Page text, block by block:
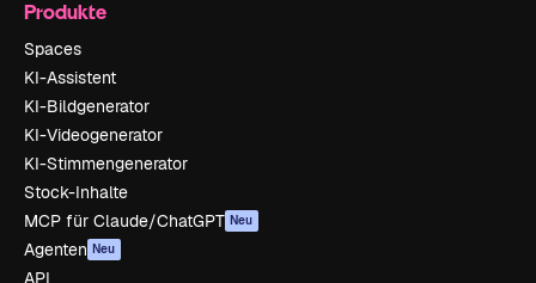
Produkte
Spaces
KI-Assistent
KI-Bildgenerator
KI-Videogenerator
KI-Stimmengenerator
Stock-Inhalte
MCP für Claude/ChatGPT Neu
Agenten Neu
API